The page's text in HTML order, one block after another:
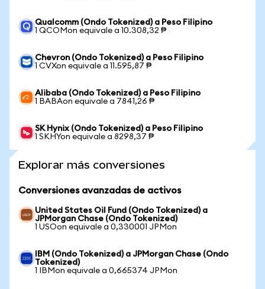
Qualcomm (Ondo Tokenized) a Peso Filipino
1 QCOMon equivale a 10.308,32 ₱
Chevron (Ondo Tokenized) a Peso Filipino
1 CVXon equivale a 11.595,87 ₱
Alibaba (Ondo Tokenized) a Peso Filipino
1 BABAon equivale a 7841,26 ₱
SK Hynix (Ondo Tokenized) a Peso Filipino
1 SKHYon equivale a 8298,37 ₱
Explorar más conversiones
Conversiones avanzadas de activos
United States Oil Fund (Ondo Tokenized) a
JPMorgan Chase (Ondo Tokenized)
1 USOon equivale a 0,330001 JPMon
IBM (Ondo Tokenized) a JPMorgan Chase (Ondo
Tokenized)
1 IBMon equivale a 0,665374 JPMon